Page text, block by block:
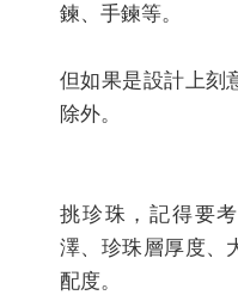
鍊、手鍊等。
但如果是設計上刻
除外。
挑珍珠，記得要
澤、珍珠層厚度、
配度。